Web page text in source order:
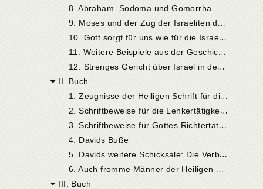
8. Abraham. Sodoma und Gomorrha
9
. Moses und der Zug der Israeliten durch die Wüste
1
0. Gott sorgt für uns wie für die Israeliten, wenn wir auch seine Sorge nicht erkennen wollen
1
1. Weitere Beispiele aus der Geschichte Israels: Das goldene Kalb, der Sabbatschänder, der Gotteslästerer, Nadab und Abiu, Mirjam und Aaron
1
2. Strenges Gericht über Israel in der Wüste
II. Buch
1
. Zeugnisse der Heiligen Schrift für die Gegenwart Gottes
2
. Schriftbeweise für die Lenkertätigkeit Gottes
3
. Schriftbeweise für Gottes Richtertätigkeit auf Erden: Aus der Geschichte Davids
4. Davids Buße
5
. Davids weitere Schicksale: Die Verbrechen Ammons und Absalons und seine Flucht
6
. Auch fromme Männer der Heiligen Schrift rufen ein zeitliches Gericht Gottes herbei
III. Buch